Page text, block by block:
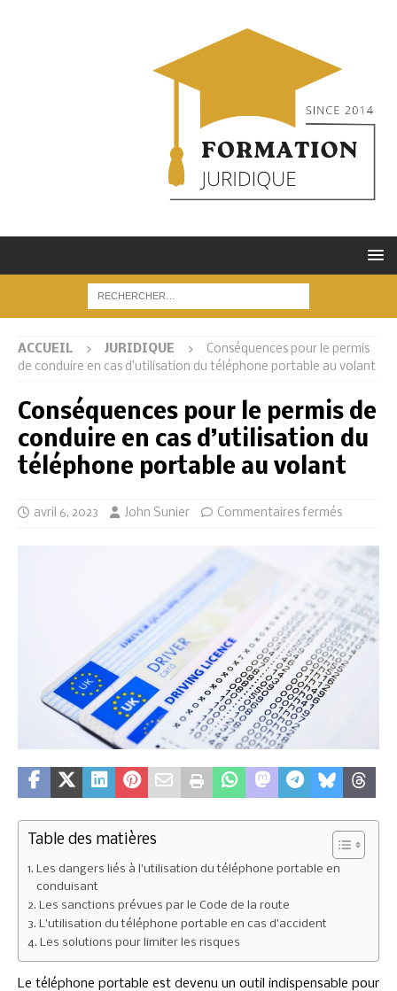
ACCUEIL JURIDIQUE
Conséquences pour le permis
de conduire en cas d’utilisation du téléphone portable au volant
Conséquences pour le permis de
conduire en cas d’utilisation du
téléphone portable au volant
avril 6, 2023 John Sunier Commentaires fermés
Table des matières
Les dangers liés à l’utilisation du téléphone portable en
conduisant
Les sanctions prévues par le Code de la route
L’utilisation du téléphone portable en cas d’accident
Les solutions pour limiter les risques
Le téléphone portable est devenu un outil indispensable pour